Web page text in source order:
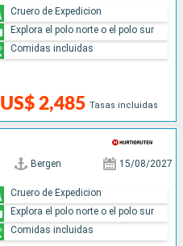
US$ 2,485 Tasas incluidas
Cruero de Expedicion
Explora el polo norte o el polo sur
Comidas incluidas
Bergen 15/08/2027
Cruero de Expedicion
Explora el polo norte o el polo sur
Comidas incluidas